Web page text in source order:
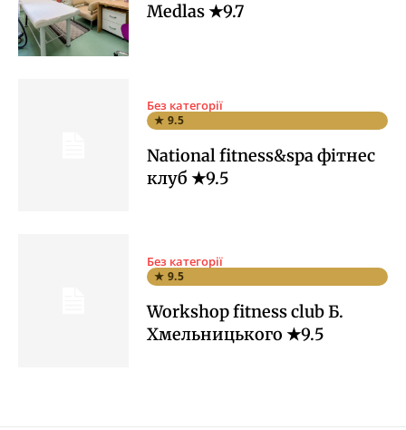
Medlas ★9.7
Без категорії
★ 9.5
National fitness&spa фітнес
клуб ★9.5
Без категорії
★ 9.5
Workshop fitness club Б.
Хмельницького ★9.5